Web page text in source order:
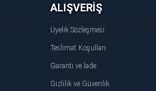
ALIŞVERİŞ
Üyelik Sözleşmesi
Teslimat Koşulları
Garanti ve İade
Gizlilik ve Güvenlik